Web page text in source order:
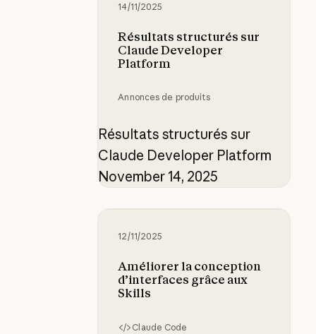
14/11/2025
Résultats structurés sur
Claude Developer
Platform
Annonces de produits
Résultats structurés sur
Claude Developer Platform
November 14, 2025
12/11/2025
Améliorer la conception
d’interfaces grâce aux
Skills
Claude Code
Améliorer la conception